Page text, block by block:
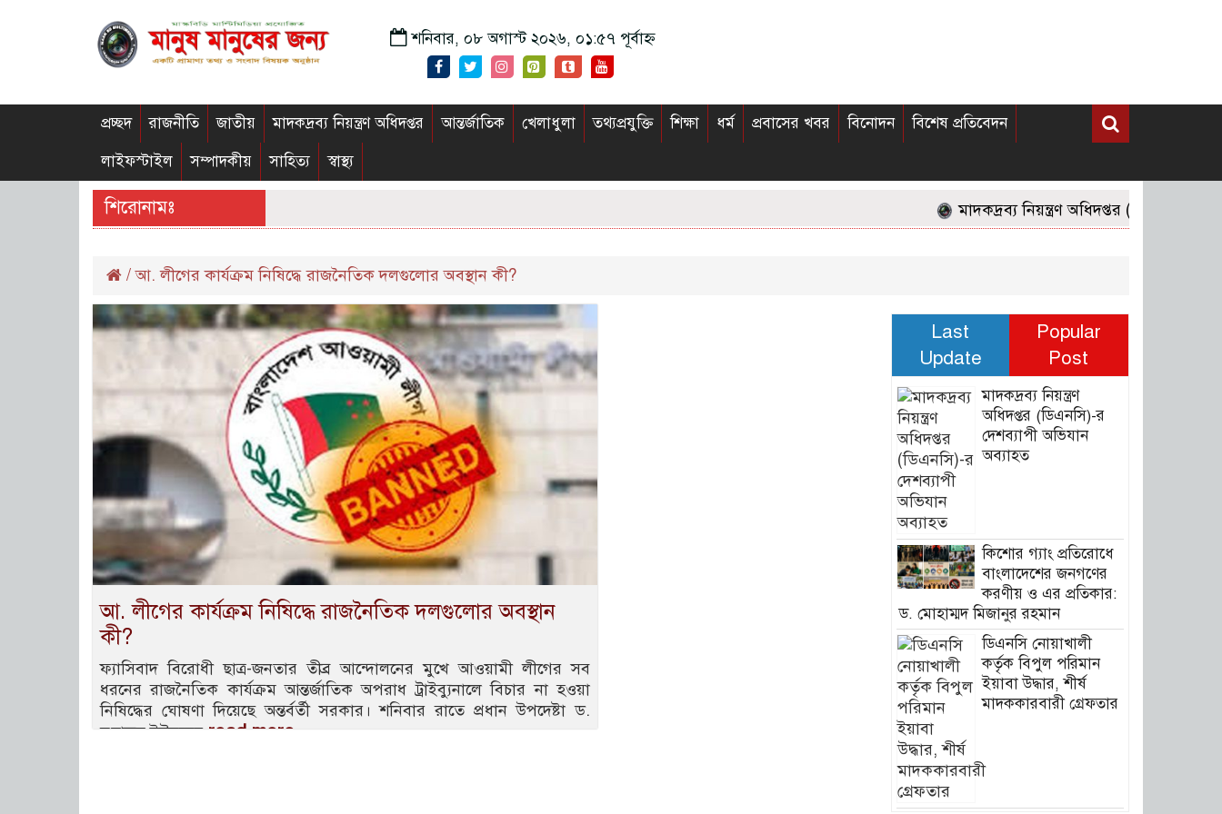
শনিবার, ০৮ অগাস্ট ২০২৬, ০১:৫৭ পূর্বাহ্ন
প্রচ্ছদ রাজনীতি জাতীয় মাদকদ্রব্য নিয়ন্ত্রণ অধিদপ্তর আন্তর্জাতিক খেলাধুলা তথ্যপ্রযুক্তি শিক্ষা ধর্ম প্রবাসের খবর বিনোদন
বিশেষ প্রতিবেদন
লাইফস্টাইল
সম্পাদকীয় সাহিত্য স্বাস্থ্য
শিরোনামঃ মাদকদ্রব্য নিয়ন্ত্রণ অধিদপ্তর (ডিএনসি)-র
/আ. লীগের কার্যক্রম নিষিদ্ধে রাজনৈতিক দলগুলোর অবস্থান কী?
আ. লীগের কার্যক্রম নিষিদ্ধে রাজনৈতিক দলগুলোর অবস্থান
কী?
ফ্যাসিবাদ বিরোধী ছাত্র-জনতার তীব্র আন্দোলনের মুখে আওয়ামী লীগের সব
ধরনের রাজনৈতিক কার্যক্রম আন্তর্জাতিক অপরাধ ট্রাইব্যুনালে বিচার না হওয়া
নিষিদ্ধের ঘোষণা দিয়েছে অন্তর্বর্তী সরকার। শনিবার রাতে প্রধান উপদেষ্টা ড.
মুহাম্মদ ইউনূসের read more
Last
Update
Popular
Post
মাদকদ্রব্য নিয়ন্ত্রণ
অধিদপ্তর (ডিএনসি)-র
দেশব্যাপী অভিযান
অব্যাহত
কিশোর গ্যাং প্রতিরোধে
বাংলাদেশের জনগণের
করণীয় ও এর প্রতিকার:
ড. মোহাম্মদ মিজানুর রহমান
ডিএনসি নোয়াখালী
কর্তৃক বিপুল পরিমান
ইয়াবা উদ্ধার, শীর্ষ
মাদককারবারী গ্রেফতার